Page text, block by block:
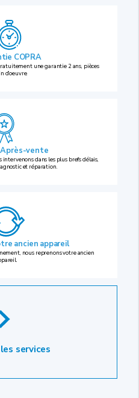
COPRA
une garantie 2 ans, pièces
d’oeuvre.
Après-vente
dans les plus brefs délais,
et réparation.
ancien appareil
nous reprenons votre ancien
services